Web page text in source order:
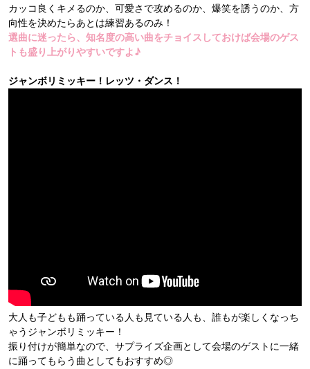
カッコ良くキメるのか、可愛さで攻めるのか、爆笑を誘うのか、方
向性を決めたらあとは練習あるのみ！
選曲に迷ったら、知名度の高い曲をチョイスしておけば会場のゲス
トも盛り上がりやすいですよ♪
ジャンボリミッキー！レッツ・ダンス！
大人も子どもも踊っている人も見ている人も、誰もが楽しくなっち
ゃうジャンボリミッキー！
振り付けが簡単なので、サプライズ企画として会場のゲストに一緒
に踊ってもらう曲としてもおすすめ◎